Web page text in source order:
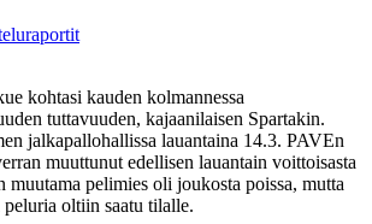
kohtasi kauden kolmannessa
tuttavuuden, kajaanilaisen Spartakin.
jalkapallohallissa lauantaina 14.3. PAVEn
muuttunut edellisen lauantain voittoisasta
muutama pelimies oli joukosta poissa, mutta
peluria oltiin saatu tilalle.